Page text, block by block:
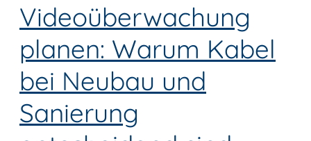
Videoüberwachung
planen: Warum Kabel
bei Neubau und
Sanierung